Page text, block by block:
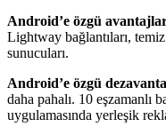
Android’e özgü
Lightway bağlantıları,
sunucuları.
Android’e özgü
daha pahalı. 10 eşzamanlı
uygulamasında yerleşik